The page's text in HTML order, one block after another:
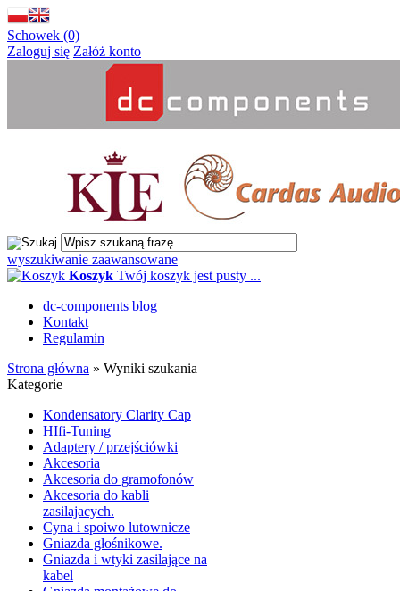
Schowek (0)
Zaloguj się Załóż konto
wyszukiwanie zaawansowane
Koszyk Twój koszyk jest pusty ...
dc-components blog
Kontakt
Regulamin
Strona główna » Wyniki szukania
Kategorie
Kondensatory Clarity Cap
HIfi-Tuning
Adaptery / przejściówki
Akcesoria
Akcesoria do gramofonów
Akcesoria do kabli
zasilajacych.
Cyna i spoiwo lutownicze
Gniazda głośnikowe.
Gniazda i wtyki zasilające na
kabel